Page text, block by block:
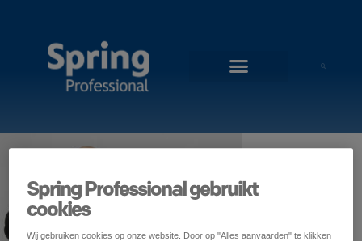
Spring Professional gebruikt
cookies
Wij gebruiken cookies op onze website. Door op "Alles aanvaarden" te klikken